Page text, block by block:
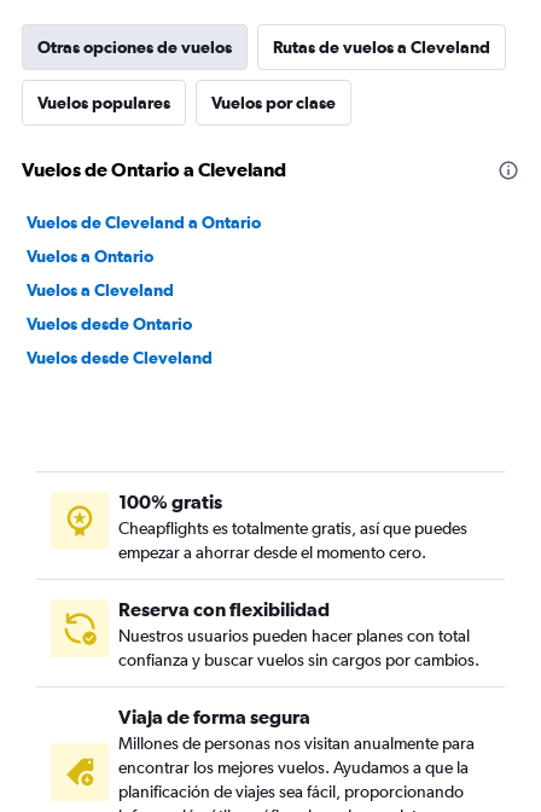
Otras opciones de vuelos Rutas de vuelos a Cleveland
Vuelos populares Vuelos por clase
Vuelos de Ontario a Cleveland
Vuelos de Cleveland a Ontario
Vuelos a Ontario
Vuelos a Cleveland
Vuelos desde Ontario
Vuelos desde Cleveland
100% gratis
Cheapflights es totalmente gratis, así que puedes
empezar a ahorrar desde el momento cero.
Reserva con flexibilidad
Nuestros usuarios pueden hacer planes con total
confianza y buscar vuelos sin cargos por cambios.
Viaja de forma segura
Millones de personas nos visitan anualmente para
encontrar los mejores vuelos. Ayudamos a que la
planificación de viajes sea fácil, proporcionando